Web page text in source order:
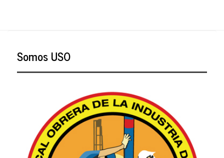
Somos USO